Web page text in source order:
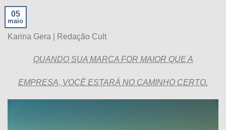
05
maio
Karina Gera | Redação Cult
QUANDO SUA MARCA FOR MAIOR QUE A
EMPRESA, VOCÊ ESTARÁ NO CAMINHO CERTO.